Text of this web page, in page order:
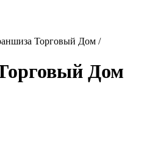
Торговый Дом /
Дом